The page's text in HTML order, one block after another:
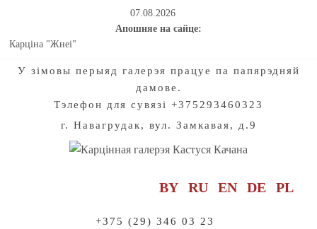
07.08.2026
Апошняе на сайце:
Карціна "Жнеі"
Калядныя і навагоднія хронікі нашых з вамі добрых спраў для
Калядныя і навагоднія хронікі нашых з вамі добрых спраў для
дзетак. Частка 1
Адкрываючы жывапіс Кастуся Качана
У зiмовы перыяд галерэя працуе па папярэдняй
дамове.
Тэлефон для сувязі +375293460323
г. Навагрудак, вул. Замкавая, д.9
BY RU EN DE PL
+375 (29) 346 03 23